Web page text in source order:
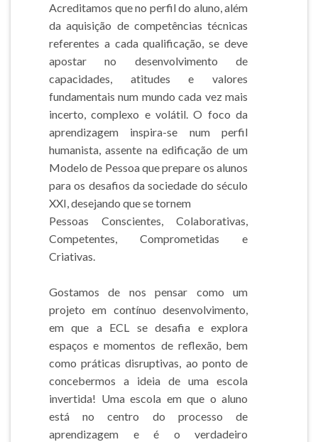
Acreditamos que no perfil do aluno, além
da aquisição de competências técnicas
referentes a cada qualificação, se deve
apostar no desenvolvimento de
capacidades, atitudes e valores
fundamentais num mundo cada vez mais
incerto, complexo e volátil. O foco da
aprendizagem inspira-se num perfil
humanista, assente na edificação de um
Modelo de Pessoa que prepare os alunos
para os desafios da sociedade do século
XXI, desejando que se tornem
Pessoas Conscientes, Colaborativas,
Competentes, Comprometidas e
Criativas.
Gostamos de nos pensar como um
projeto em contínuo desenvolvimento,
em que a ECL se desafia e explora
espaços e momentos de reflexão, bem
como práticas disruptivas, ao ponto de
concebermos a ideia de uma escola
invertida! Uma escola em que o aluno
está no centro do processo de
aprendizagem e é o verdadeiro